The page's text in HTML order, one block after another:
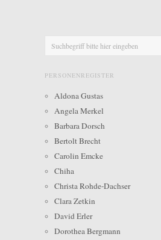
PERSONENREGISTER
Aldona Gustas
Angela Merkel
Barbara Dorsch
Bertolt Brecht
Carolin Emcke
Chiha
Christa Rohde-Dachser
Clara Zetkin
David Erler
Dorothea Bergmann